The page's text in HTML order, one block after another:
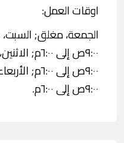
اوقات العمل:
٩:٠٠ص إلى ٦:٠٠م.